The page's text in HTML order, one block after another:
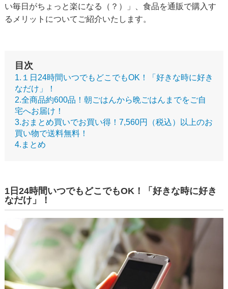
い毎日がちょっと楽になる（？）」、食品を通販で購入す
るメリットについてご紹介いたします。
目次
1.１日24時間いつでもどこでもOK！「好きな時に好き
なだけ」！
2.全商品約600品！朝ごはんから晩ごはんまでをご自
宅へお届け！
3.おまとめ買いでお買い得！7,560円（税込）以上のお
買い物で送料無料！
4.まとめ
1日24時間いつでもどこでもOK！「好きな時に好き
なだけ」！